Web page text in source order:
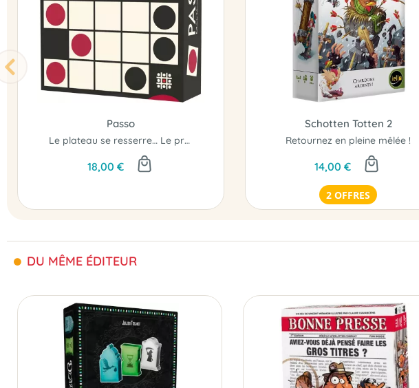
Passo
Le plateau se resserre… Le premier à passer la ligne adverse l'emporte !
18,00 €
Schotten Totten 2
Retournez en pleine mêlée !
14,00 €
2 OFFRES
DU MÊME ÉDITEUR